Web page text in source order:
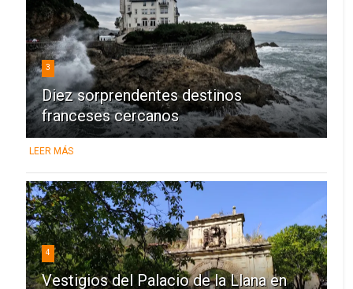
3
Diez sorprendentes destinos
franceses cercanos
LEER MÁS
4
Vestigios del Palacio de la Llana en